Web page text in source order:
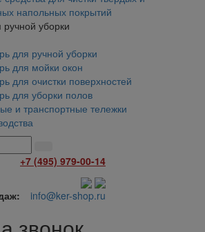
напольных покрытий
уборки
для ручной уборки
для мойки окон
для очистки поверхностей
для уборки полов
и транспортные тележки
+7 (495) 979-00-14
info@ker-shop.ru